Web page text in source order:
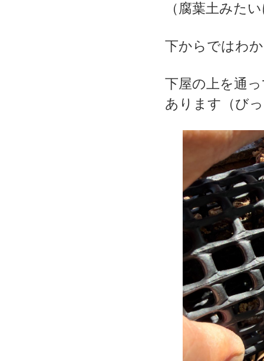
（腐葉土みた
下からではわ
下屋の上を通
あります（び